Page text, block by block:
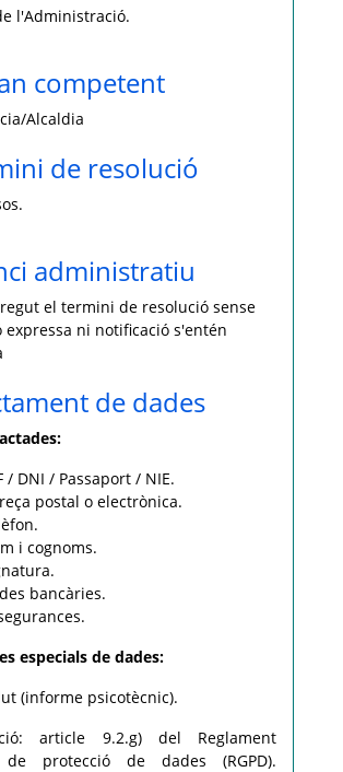
l'Administració.
competent
Alcaldia
de resolució
administratiu
el termini de resolució sense
expressa ni notificació s'entén
de dades
/ DNI / Passaport / NIE.
postal o electrònica.
i cognoms.
bancàries.
especials de dades:
(informe psicotècnic).
article 9.2.g) del Reglament
de protecció de dades (RGPD).